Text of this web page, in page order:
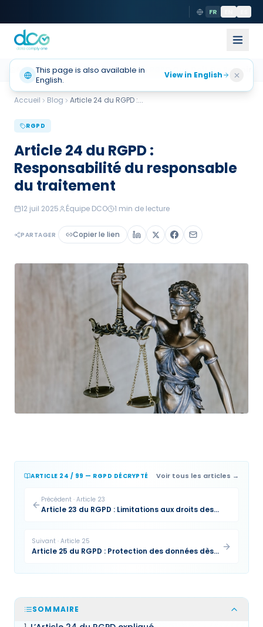
FR
Accueil Actualités Article 24 Du RGPD Que Doit On Retenir
Accueil Blog Article 24 du RGPD :...
RGPD
Article 24 du RGPD :
Responsabilité du responsable
du traitement
12 juil 2025 Équipe DCO 1 min de lecture
PARTAGER Copier le lien
ARTICLE 24 / 99 — RGPD DÉCRYPTÉ Voir tous les articles →
Précédent · Article 23
Article 23 du RGPD : Limitations aux droits des
Suivant · Article 25
Article 25 du RGPD : Protection des données dès
SOMMAIRE
This page is also available in
English.
View in English